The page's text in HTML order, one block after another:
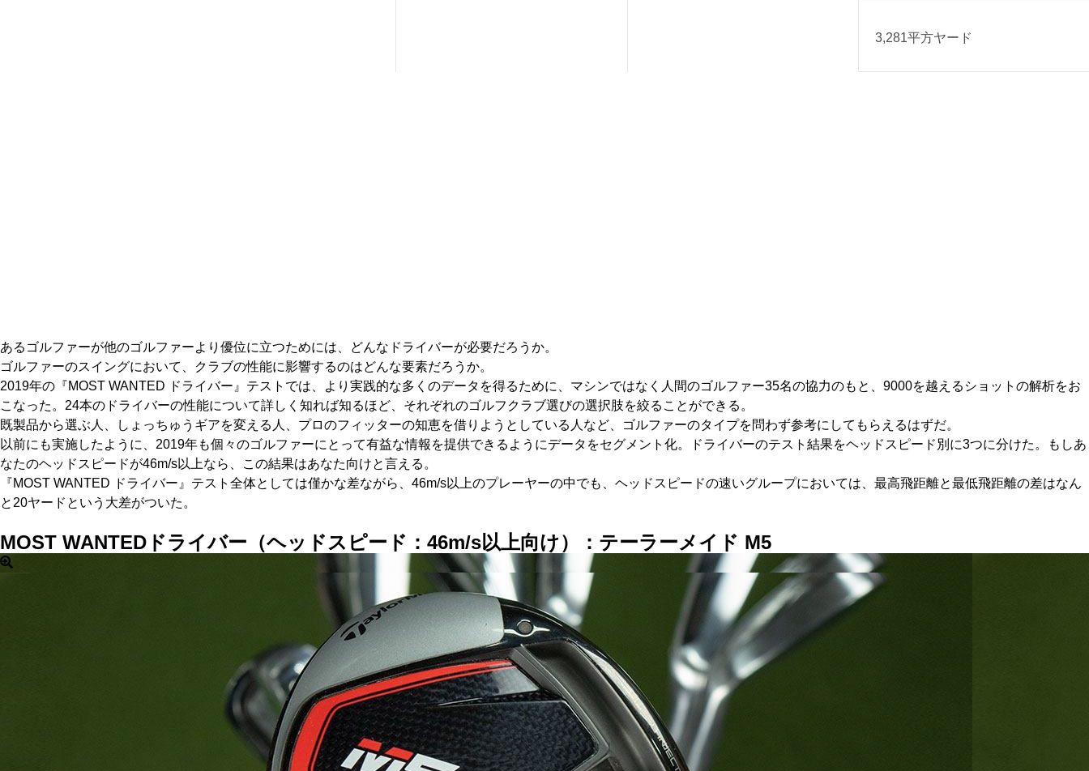
3,281平方ヤード
あるゴルファーが他のゴルファーより優位に立つためには、どんなドライバーが必要だろうか。
ゴルファーのスイングにおいて、クラブの性能に影響するのはどんな要素だろうか。
2019年の『MOST WANTED ドライバー』テストでは、より実践的な多くのデータを得るために、マシンではなく人間のゴルファー35名の協力のもと、9000を越えるショットの解析をお
こなった。24本のドライバーの性能について詳しく知れば知るほど、それぞれのゴルフクラブ選びの選択肢を絞ることができる。
既製品から選ぶ人、しょっちゅうギアを変える人、プロのフィッターの知恵を借りようとしている人など、ゴルファーのタイプを問わず参考にしてもらえるはずだ。
以前にも実施したように、2019年も個々のゴルファーにとって有益な情報を提供できるようにデータをセグメント化。ドライバーのテスト結果をヘッドスピード別に3つに分けた。もしあ
なたのヘッドスピードが46m/s以上なら、この結果はあなた向けと言える。
『MOST WANTED ドライバー』テスト全体としては僅かな差ながら、46m/s以上のプレーヤーの中でも、ヘッドスピードの速いグループにおいては、最高飛距離と最低飛距離の差はなん
と20ヤードという大差がついた。
MOST WANTEDドライバー（ヘッドスピード：46m/s以上向け）：テーラーメイド M5